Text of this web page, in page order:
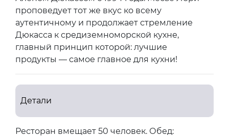
проповедует тот же вкус ко всему
аутентичному и продолжает стремление
Дюкасса к средиземноморской кухне,
главный принцип которой: лучшие
продукты — самое главное для кухни!
Детали
Ресторан вмещает 50 человек. Обед: